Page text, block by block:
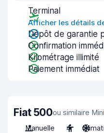
Terminal
Afficher les détails
Dépôt de garantie
Confirmation
Kilométrage illimité
Paiement immédiat
Fiat 500ou similaire Mini
Manuelle
4